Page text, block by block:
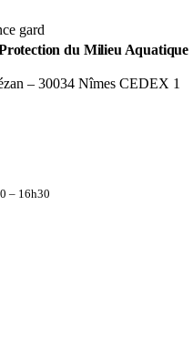
du Milieu Aquatique
– 30034 Nîmes CEDEX 1
– 16h30